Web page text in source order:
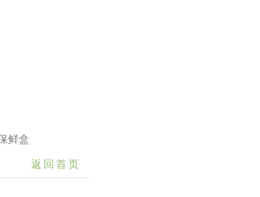
鲜盒
返回首页